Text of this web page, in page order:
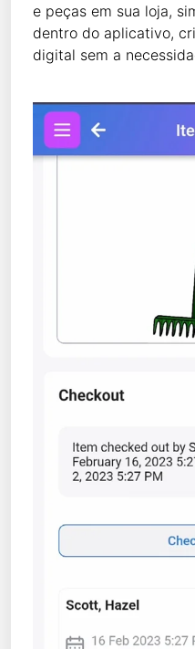
e peças em sua loja,
dentro do aplicativo,
digital sem a